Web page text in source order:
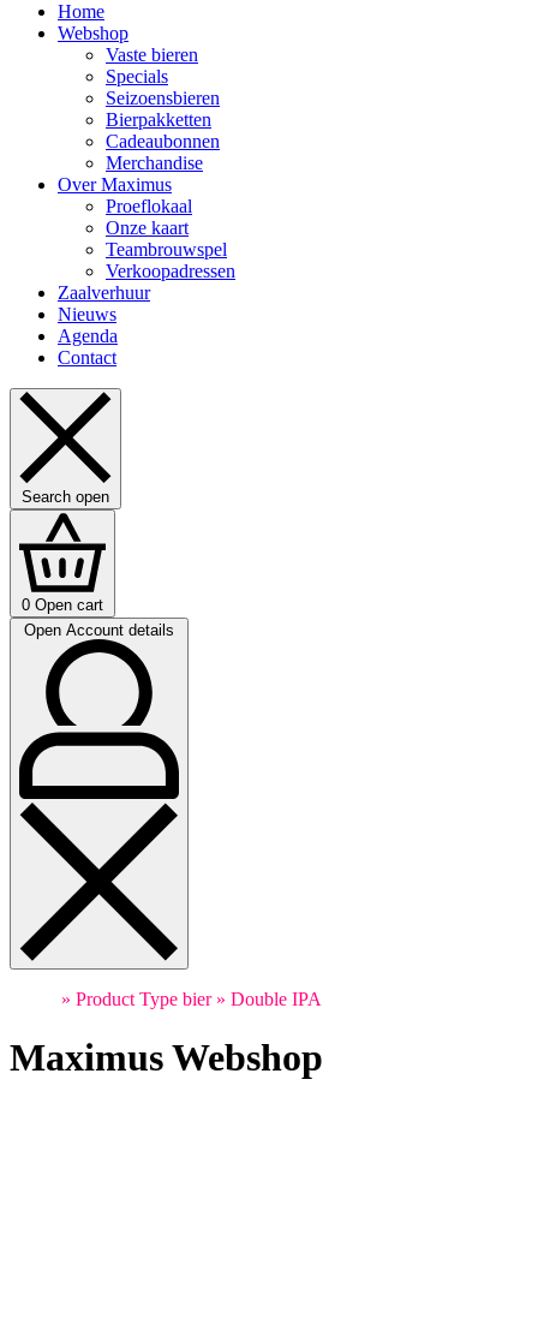
Home
Webshop
Vaste bieren
Specials
Seizoensbieren
Bierpakketten
Cadeaubonnen
Merchandise
Over Maximus
Proeflokaal
Onze kaart
Teambrouwspel
Verkoopadressen
Zaalverhuur
Nieuws
Agenda
Contact
Search open
0 Open cart
Open Account details
» Product Type bier» Double IPA
Maximus Webshop